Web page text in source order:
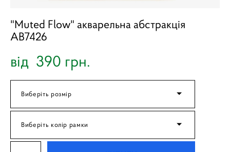
"Muted Flow" акварельна абстракція
AB7426
від 390 грн.
Виберіть розмір
Виберіть колір рамки